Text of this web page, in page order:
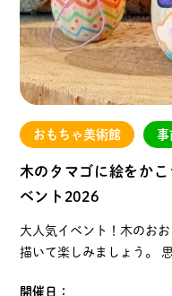
おもちゃ美術館 事
木のタマゴに絵をか
ベント2026
大人気イベント！木のお
描いて楽しみましょう。
開催日：